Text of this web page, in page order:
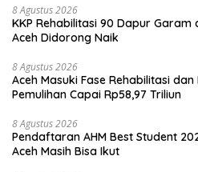
8 Agustus 2026
KKP Rehabilitasi 90 Dapur Garam
Aceh Didorong Naik
8 Agustus 2026
Aceh Masuki Fase Rehabilitasi
Pemulihan Capai Rp58,97 Triliun
8 Agustus 2026
Pendaftaran AHM Best Student
Aceh Masih Bisa Ikut